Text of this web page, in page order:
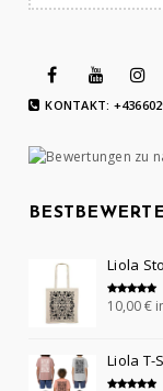
KONTAKT:
Liola
Bewertet
5.00
10,00€
Liola T-